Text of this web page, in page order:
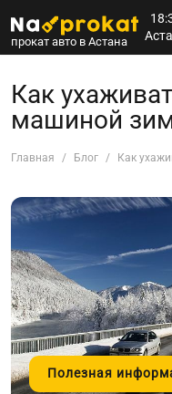
прокат авто в Астана
Как
машиной
Главная Блог Как
Полезная